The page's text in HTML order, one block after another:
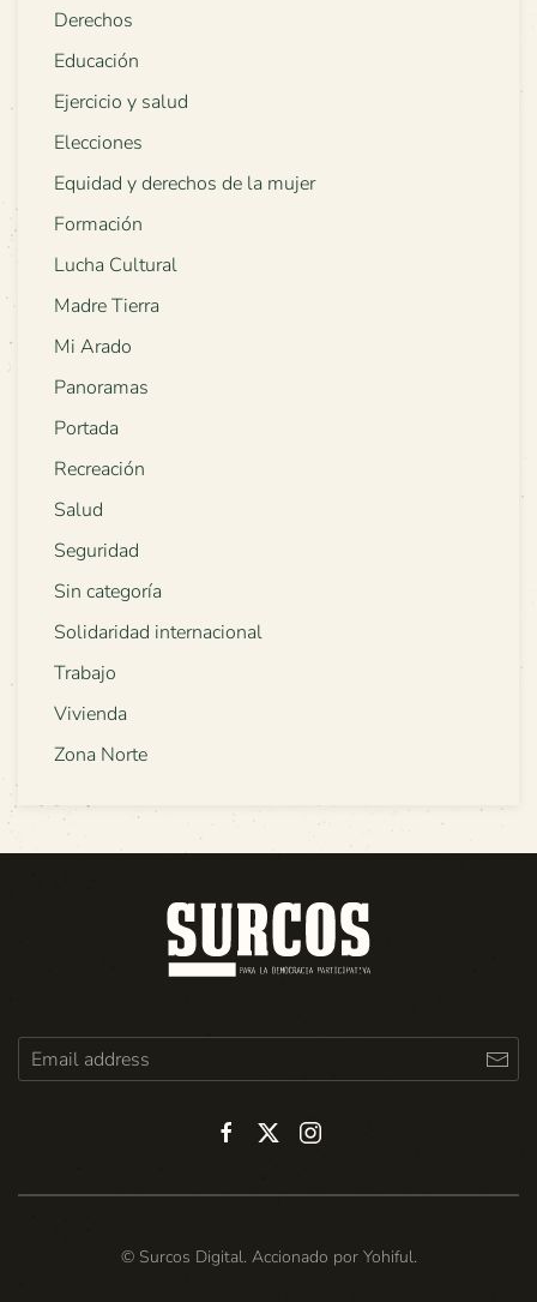
Derechos
Educación
Ejercicio y salud
Elecciones
Equidad y derechos de la mujer
Formación
Lucha Cultural
Madre Tierra
Mi Arado
Panoramas
Portada
Recreación
Salud
Seguridad
Sin categoría
Solidaridad internacional
Trabajo
Vivienda
Zona Norte
© Surcos Digital. Accionado por Yohiful.